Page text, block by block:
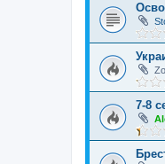
7-8